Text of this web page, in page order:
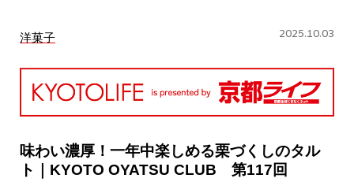
MAIN MENU
SERIES
洋菓子 2025.10.03
味わい濃厚！一年中楽しめる栗づくしのタル
ト｜KYOTO OYATSU CLUB 第117回